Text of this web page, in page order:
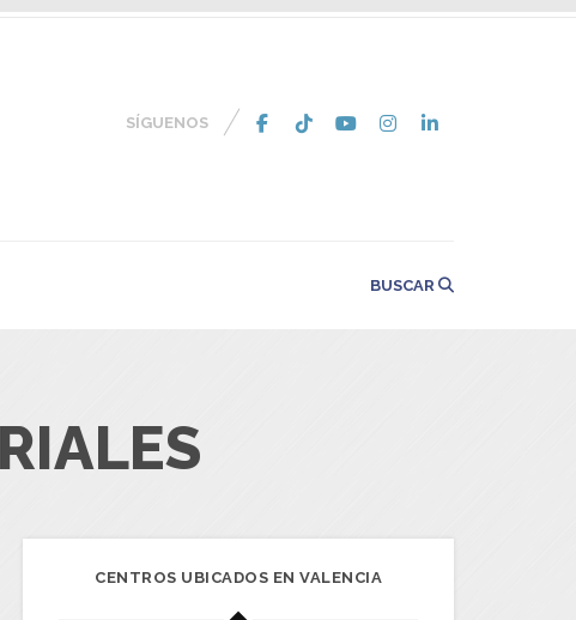
SÍGUENOS
BUSCAR
CENTROS UBICADOS EN VALENCIA